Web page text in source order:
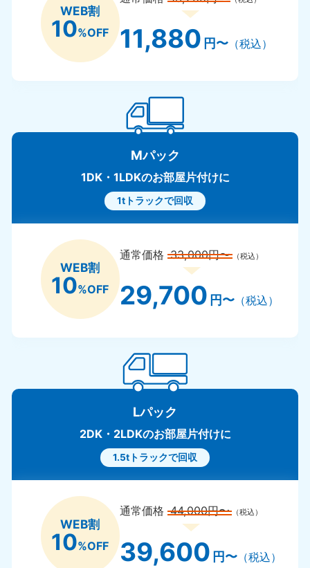
WEB割
10%OFF 11,880 円〜（税込）
Mパック
1DK・1LDKのお部屋片付けに
1tトラックで回収
WEB割
10%OFF
通常価格33,000円〜 （税込）
29,700 円〜（税込）
Lパック
2DK・2LDKのお部屋片付けに
1.5tトラックで回収
WEB割
10%OFF
通常価格44,000円〜 （税込）
39,600 円〜（税込）